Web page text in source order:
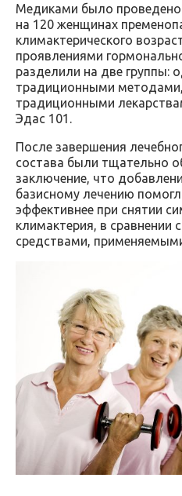
Медиками было проведено
на 120 женщинах
климактерического
проявлениями
разделили на две группы:
традиционными
традиционными
Эдас 101.
После завершения
состава были тщательно
заключение, что
базисному лечению
эффективнее при снятии
климактерия, в сравнении
средствами,